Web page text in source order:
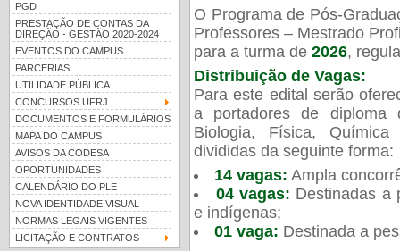
PGD
PRESTAÇÃO DE CONTAS DA
DIREÇÃO - GESTÃO 2020-2024
EVENTOS DO CAMPUS
PARCERIAS
UTILIDADE PÚBLICA
CONCURSOS UFRJ
DOCUMENTOS E FORMULÁRIOS
MAPA DO CAMPUS
AVISOS DA CODESA
OPORTUNIDADES
CALENDÁRIO DO PLE
NOVA IDENTIDADE VISUAL
NORMAS LEGAIS VIGENTES
LICITAÇÃO E CONTRATOS
O Programa de Pós-
Professores – Mestrado
para a turma de 2026,
Distribuição de Vagas:
Para este edital serão
a portadores de diploma
Biologia, Física,
divididas da seguinte forma:
14 vagas: Ampla
04 vagas: Destinadas a
e indígenas;
01 vaga: Destinada a
UFRJ 100 anos